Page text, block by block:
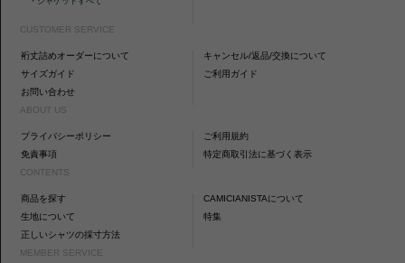
CUSTOMER SERVICE
裄丈詰めオーダーについて
キャンセル/返品/交換について
サイズガイド
ご利用ガイド
お問い合わせ
ABOUT US
プライバシーポリシー
ご利用規約
免責事項
特定商取引法に基づく表示
CONTENTS
商品を探す
CAMICIANISTAについて
生地について
特集
正しいシャツの採寸方法
MEMBER SERVICE